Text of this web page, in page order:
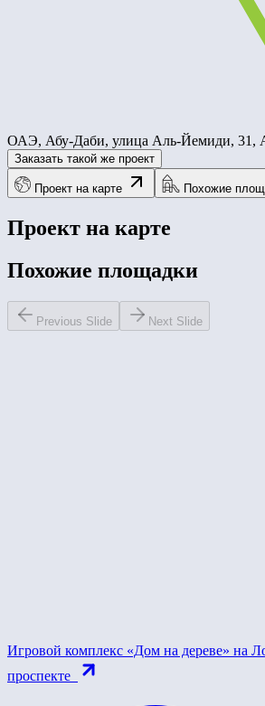
ОАЭ, Абу-Даби, улица Аль-Йемиди, 31,
Заказать такой же проект
Проект на карте Похожие
Проект на карте
Похожие площадки
Previous Slide Next Slide
Игровой комплекс «Дом на дереве» на
проспекте